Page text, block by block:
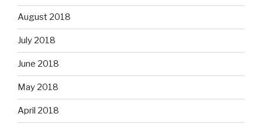
August 2018
July 2018
June 2018
May 2018
April 2018